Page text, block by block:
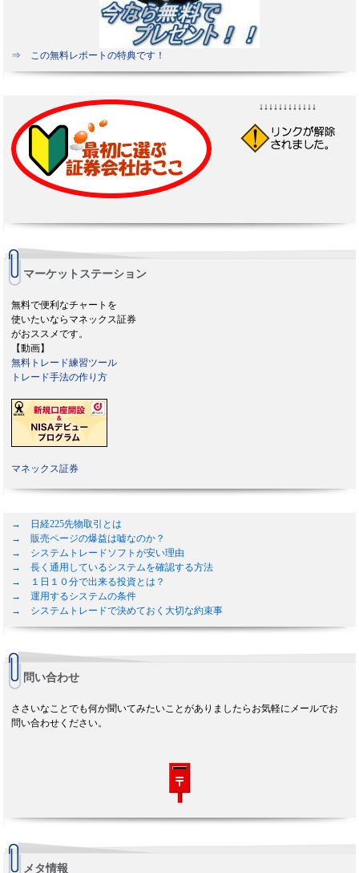
⇒ この無料レポートの特典です！
↓↓↓↓↓↓↓↓↓↓↓↓
マーケットステーション
無料で便利なチャートを
使いたいならマネックス証券
がおススメです。
【動画】
無料トレード練習ツール
トレード手法の作り方
マネックス証券
→ 日経225先物取引とは
→ 販売ページの爆益は嘘なのか？
→ システムトレードソフトが安い理由
→ 長く通用しているシステムを確認する方法
→ １日１０分で出来る投資とは？
→ 運用するシステムの条件
→ システムトレードで決めておく大切な約束事
問い合わせ
ささいなことでも何か聞いてみたいことがありましたらお気軽にメールでお
問い合わせください。
メタ情報